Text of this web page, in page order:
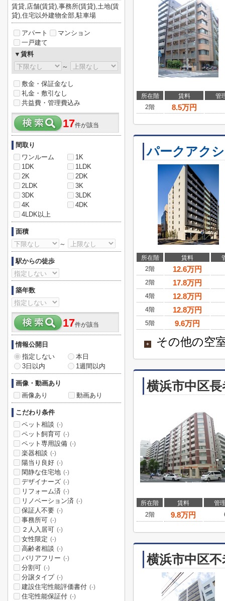
所在階 賃料
管
2階
8.5万円
パークアク
所在階 賃料
2階
12.6万円
2階 17.8万円
4階 12.8万円
4階 12.8万円
5階 9.6万円
+ その他の空
横浜市中区
所在階 賃料
管
2階
9.8万円
横浜市中区
賃貸,店舗(賃貸),事務所(賃貸),土地(賃
貸),住宅以外建物全部,駐車場
アパート
マンション
一戸建て
▼賃料
～
敷金・保証金なし
礼金・敷引なし
共益費・管理費込み
17件が該当
間取り
ワンルーム
1K
1DK
1LDK
2K
2DK
2LDK
3K
3DK
3LDK
4K
4DK
4LDK以上
面積
～
駅からの徒歩
築年数
17件が該当
情報公開日
指定しない
本日
3日以内
1週間以内
画像・動画あり
画像あり
動画あり
こだわり条件
ペット相談 (-)
ペット飼育可 (-)
ペット専用設備 (-)
楽器相談 (-)
陽当り良好 (-)
閑静な住宅地 (-)
デザイナーズ (-)
リフォーム済 (-)
リノベーション済 (-)
保証人不要 (-)
事務所可 (-)
２人入居可 (-)
女性限定 (-)
高齢者相談 (-)
バリアフリー (-)
分割可 (-)
分譲タイプ (-)
建設住宅性能評価書付 (-)
住宅性能保証付 (-)